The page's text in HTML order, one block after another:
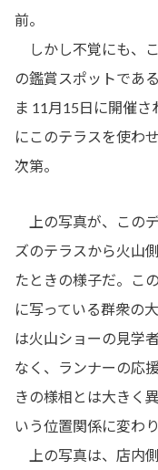
前。
しかし不覚にも、
の鑑賞スポットであ
ま 11月15日に開催
にこのテラスを使わ
次第。
上の写真が、この
ズのテラスから火山
たときの様子だ。こ
に写っている群衆の
は火山ショーの見学
なく、ランナーの応
きの様相とは大きく
いう位置関係に変わ
上の写真は、店内